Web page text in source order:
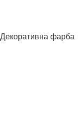
Декоративна фарба